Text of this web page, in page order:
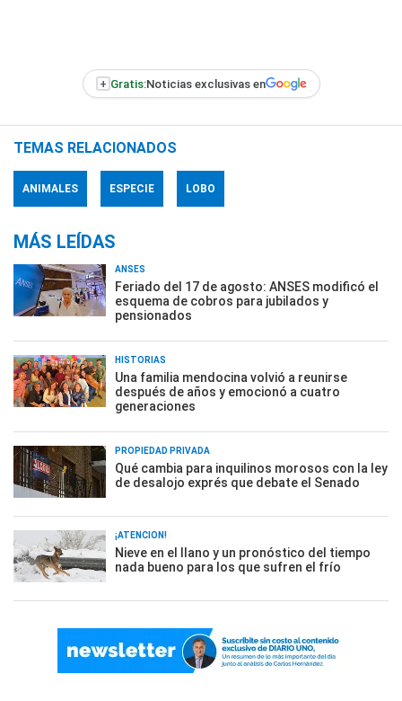
+ Gratis:Noticias exclusivas en
TEMAS RELACIONADOS
ANIMALES ESPECIE LOBO
MÁS LEÍDAS
ANSES
Feriado del 17 de agosto: ANSES modificó el
esquema de cobros para jubilados y
pensionados
HISTORIAS
Una familia mendocina volvió a reunirse
después de años y emocionó a cuatro
generaciones
PROPIEDAD PRIVADA
Qué cambia para inquilinos morosos con la ley
de desalojo exprés que debate el Senado
¡ATENCIÓN!
Nieve en el llano y un pronóstico del tiempo
nada bueno para los que sufren el frío